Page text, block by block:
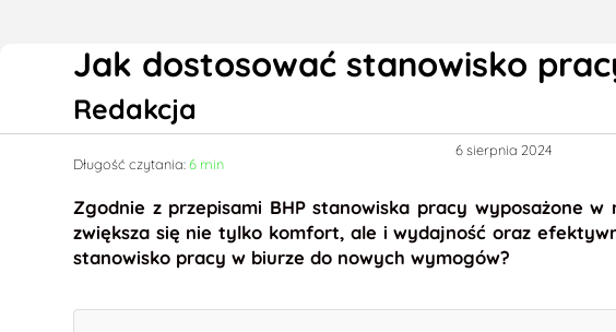
Jak dostosować stanowisko
Redakcja
Długość czytania:6 min
6 sierpnia 2024
Zgodnie z przepisami BHP stanowiska pracy wyposażone
zwiększa się nie tylko komfort, ale i wydajność oraz
stanowisko pracy w biurze do nowych wymogów?